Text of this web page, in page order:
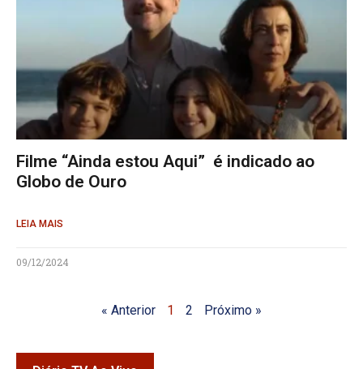
Filme “Ainda estou Aqui” é indicado ao
Globo de Ouro
LEIA MAIS
09/12/2024
« Anterior 1 2 Próximo »